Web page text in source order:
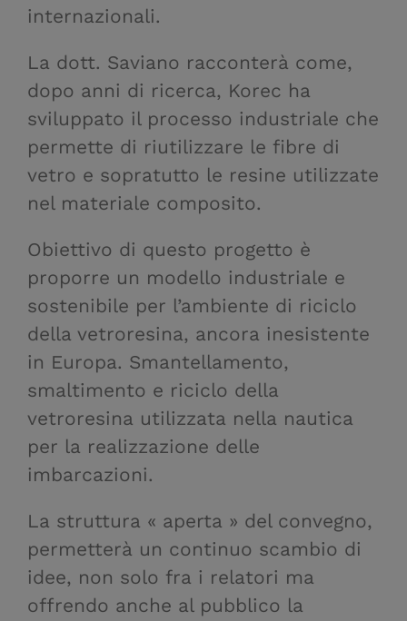
internazionali.
La dott. Saviano racconterà come,
dopo anni di ricerca, Korec ha
sviluppato il processo industriale che
permette di riutilizzare le fibre di
vetro e sopratutto le resine utilizzate
nel materiale composito.
Obiettivo di questo progetto è
proporre un modello industriale e
sostenibile per l’ambiente di riciclo
della vetroresina, ancora inesistente
in Europa. Smantellamento,
smaltimento e riciclo della
vetroresina utilizzata nella nautica
per la realizzazione delle
imbarcazioni.
La struttura « aperta » del convegno,
permetterà un continuo scambio di
idee, non solo fra i relatori ma
offrendo anche al pubblico la